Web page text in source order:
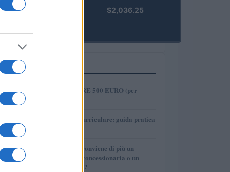
PRIME)
$2,036.25
PIÙ LETTI
1
COME INVESTIRE 500 EURO (per
2
Tirocinio extra-curriculare: guida pratica
3
Per le auto usate conviene di più un
finanziamento in concessionaria o un
prestito personale?